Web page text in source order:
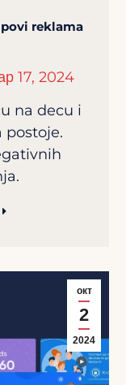
reklama
17, 2024
na decu i
postoje.
окт
2
2024